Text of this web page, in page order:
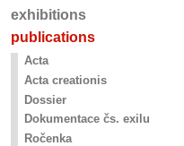
exhibitions
publications
Acta
Acta creationis
Dossier
Dokumentace čs. exilu
Ročenka